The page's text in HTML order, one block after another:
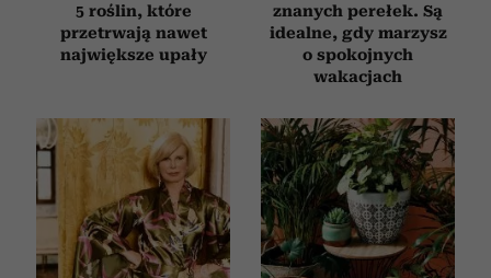
5 roślin, które
przetrwają nawet
największe upały
znanych perełek. Są
idealne, gdy marzysz
o spokojnych
wakacjach